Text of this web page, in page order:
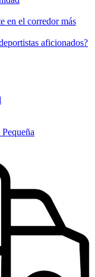
en el corredor más
aficionados?